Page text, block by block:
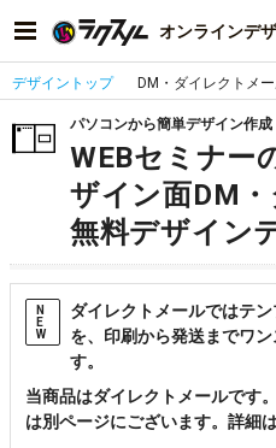
オンラインデ
デザイントップ DM・ダイレクトメ
パソコンから簡単デザイン作
WEBセミナー
ザイン面DM
無料デザイン
N
E
W
ダイレクトメールではテ
を、印刷から発送までワ
す。
当商品はダイレクトメールです
は別ページにございます。詳細